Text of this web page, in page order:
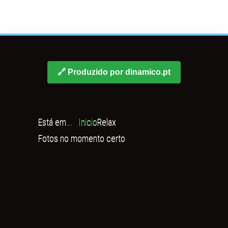
🔗 Produzido por dinamico.pt
Está em... InicioRelax
Fotos no momento certo